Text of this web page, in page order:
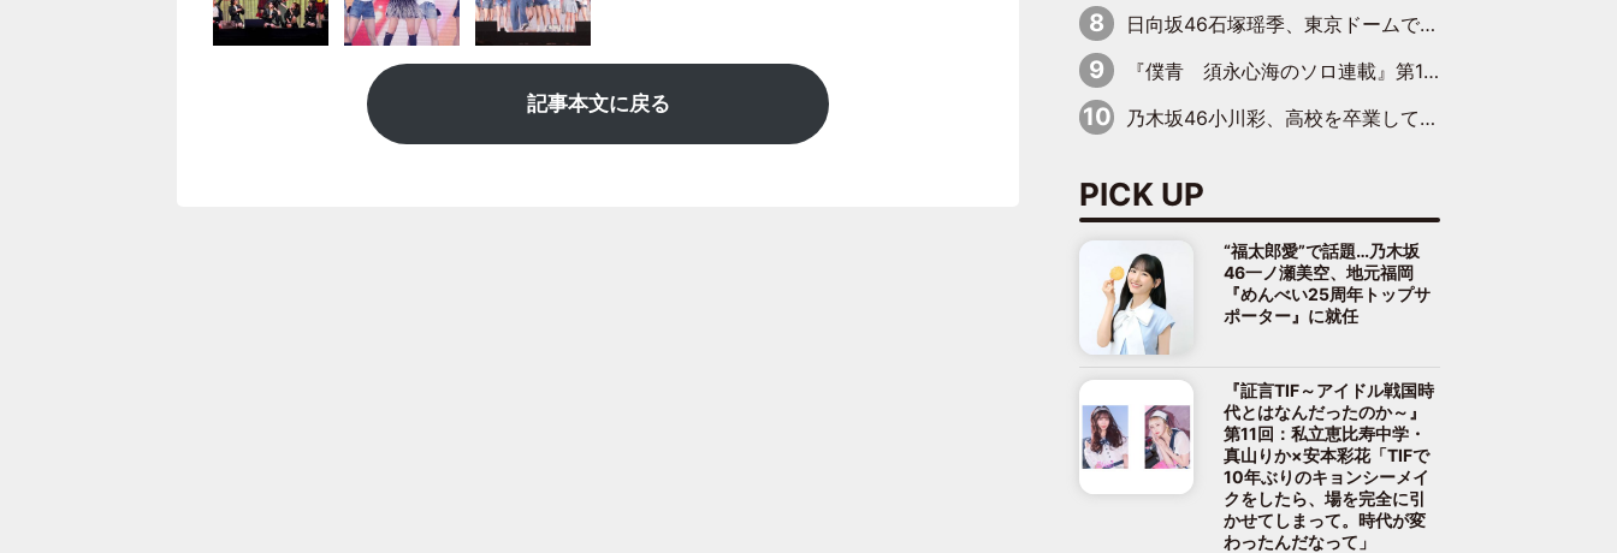
記事本文に戻る
日向坂46石塚瑶季、東京ドームで“観戦バレ”！ ナイツ・塙も認めた「巨人に詳しすぎるアイドル」は元VENUSスクール生で杉内コーチ推し⁉
『僕青 須永心海のソロ連載』第18回：「バーゲンセールハンターみうな inしまむら」編
乃木坂46小川彩、高校を卒業して初めてのグラビア「大人になった感じがしました(笑)」
PICK UP
“福太郎愛”で話題…乃木坂
46一ノ瀬美空、地元福岡
『めんべい25周年トップサ
ポーター』に就任
『証言TIF～アイドル戦国時
代とはなんだったのか～』
第11回：私立恵比寿中学・
真山りか×安本彩花「TIFで
10年ぶりのキョンシーメイ
クをしたら、場を完全に引
かせてしまって。時代が変
わったんだなって」